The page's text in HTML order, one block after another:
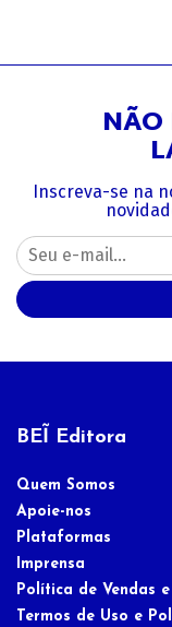
NÃO
Inscreva-se na
BEĨ Editora
Quem Somos
Apoie-nos
Plataformas
Imprensa
Política de Vendas
Termos de Uso e